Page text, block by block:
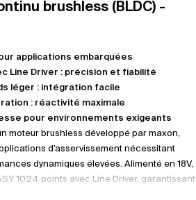
brushless (BLDC) -
applications embarquées
Line Driver : précision et fiabilité
léger : intégration facile
: réactivité maximale
pour environnements exigeants
moteur brushless développé par maxon,
d’asservissement nécessitant
dynamiques élevées. Alimenté en 18V,
1024 points avec Line Driver, garantissant
et une communication fiable